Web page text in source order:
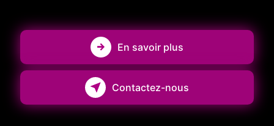
En savoir plus
Contactez-nous